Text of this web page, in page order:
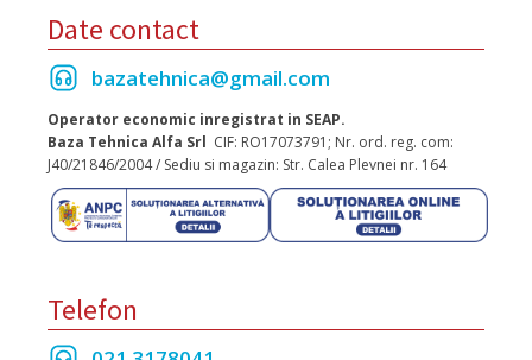
Date contact
bazatehnica@gmail.com
Operator economic inregistrat in SEAP.
Baza Tehnica Alfa Srl CIF: RO17073791; Nr. ord. reg. com:
J40/21846/2004 / Sediu si magazin: Str. Calea Plevnei nr. 164
Telefon